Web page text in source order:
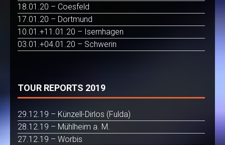
18.01.20 – Coesfeld
17.01.20 – Dortmund
10.01.+11.01.20 – Isernhagen
03.01.+04.01.20 – Schwerin
TOUR REPORTS 2019
29.12.19 – Künzell-Dirlos (Fulda)
28.12.19 – Mühlheim a. M.
27.12.19 – Worbis